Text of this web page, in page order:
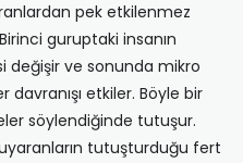
pek etkilenmez
guruptaki insanın
değişir ve sonunda mikro
etkiler. Böyle bir
söylendiğinde tutuşur.
tutuşturduğu fert